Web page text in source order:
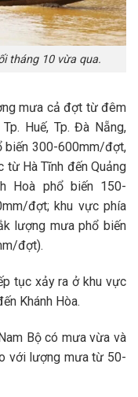
tháng 10 vừa qua.
mưa cả đợt từ đêm
Huế, Tp. Đà Nẵng,
biến 300-600mm/đợt,
Hà Tĩnh đến Quảng
Hoà phổ biến 150-
đợt; khu vực phía
lượng mưa phổ biến
đợt).
tục xảy ra ở khu vực
Khánh Hòa.
Bộ có mưa vừa và
với lượng mưa từ 50-